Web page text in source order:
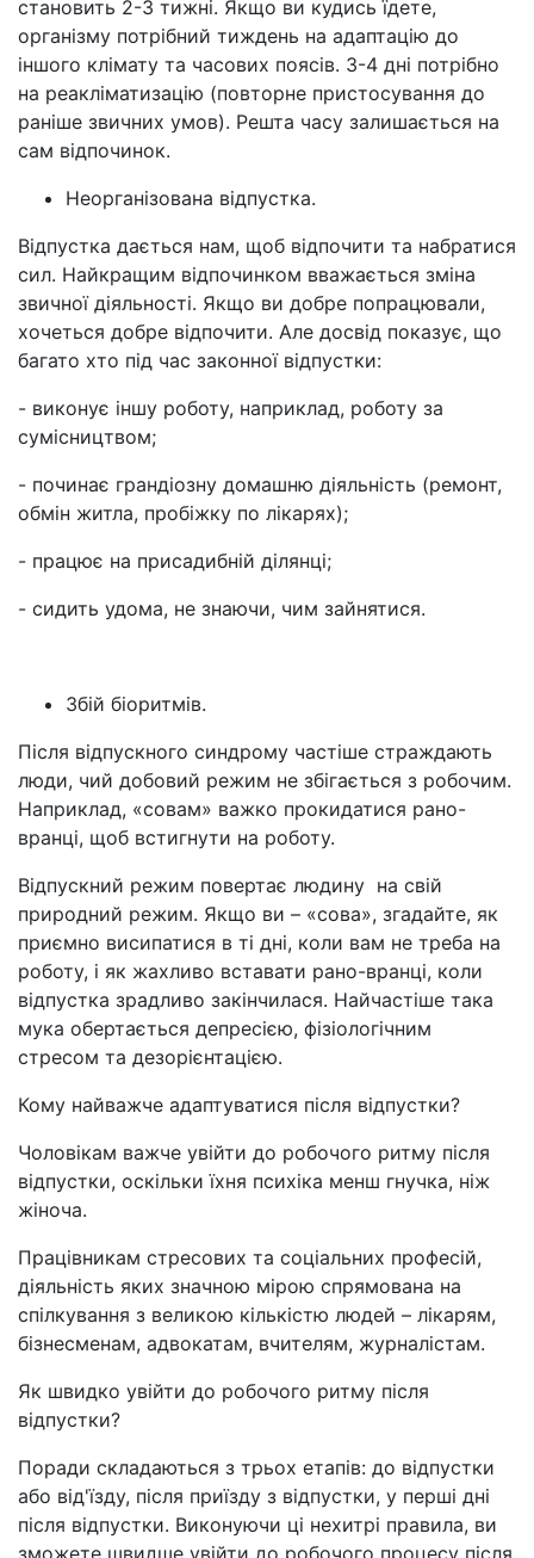
становить 2-3 тижні. Якщо ви кудись їдете,
організму потрібний тиждень на адаптацію до
іншого клімату та часових поясів. 3-4 дні потрібно
на реакліматизацію (повторне пристосування до
раніше звичних умов). Решта часу залишається на
сам відпочинок.
Неорганізована відпустка.
Відпустка дається нам, щоб відпочити та набратися
сил. Найкращим відпочинком вважається зміна
звичної діяльності. Якщо ви добре попрацювали,
хочеться добре відпочити. Але досвід показує, що
багато хто під час законної відпустки:
- виконує іншу роботу, наприклад, роботу за
сумісництвом;
- починає грандіозну домашню діяльність (ремонт,
обмін житла, пробіжку по лікарях);
- працює на присадибній ділянці;
- сидить удома, не знаючи, чим зайнятися.
Збій біоритмів.
Після відпускного синдрому частіше страждають
люди, чий добовий режим не збігається з робочим.
Наприклад, «совам» важко прокидатися рано-
вранці, щоб встигнути на роботу.
Відпускний режим повертає людину на свій
природний режим. Якщо ви – «сова», згадайте, як
приємно висипатися в ті дні, коли вам не треба на
роботу, і як жахливо вставати рано-вранці, коли
відпустка зрадливо закінчилася. Найчастіше така
мука обертається депресією, фізіологічним
стресом та дезорієнтацією.
Кому найважче адаптуватися після відпустки?
Чоловікам важче увійти до робочого ритму після
відпустки, оскільки їхня психіка менш гнучка, ніж
жіноча.
Працівникам стресових та соціальних професій,
діяльність яких значною мірою спрямована на
спілкування з великою кількістю людей – лікарям,
бізнесменам, адвокатам, вчителям, журналістам.
Як швидко увійти до робочого ритму після
відпустки?
Поради складаються з трьох етапів: до відпустки
або від'їзду, після приїзду з відпустки, у перші дні
після відпустки. Виконуючи ці нехитрі правила, ви
зможете швидше увійти до робочого процесу після